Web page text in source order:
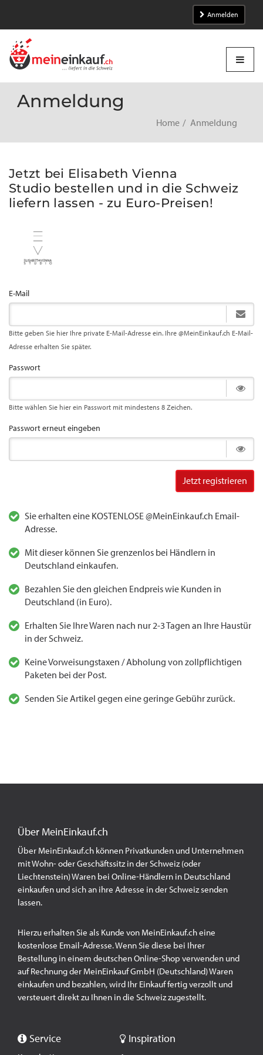
Anmelden
Anmeldung
Home Anmeldung
Jetzt bei Elisabeth Vienna
Studio bestellen und in die Schweiz
liefern lassen - zu Euro-Preisen!
E-Mail
Bitte geben Sie hier Ihre private E-Mail-Adresse ein. Ihre @MeinEinkauf.ch E-Mail-
Adresse erhalten Sie später.
Passwort
Bitte wählen Sie hier ein Passwort mit mindestens 8 Zeichen.
Passwort erneut eingeben
Jetzt registrieren
Sie erhalten eine KOSTENLOSE @MeinEinkauf.ch Email-
Adresse.
Mit dieser können Sie grenzenlos bei Händlern in
Deutschland einkaufen.
Bezahlen Sie den gleichen Endpreis wie Kunden in
Deutschland (in Euro).
Erhalten Sie Ihre Waren nach nur 2-3 Tagen an Ihre Haustür
in der Schweiz.
Keine Vorweisungstaxen / Abholung von zollpflichtigen
Paketen bei der Post.
Senden Sie Artikel gegen eine geringe Gebühr zurück.
Über MeinEinkauf.ch
Über MeinEinkauf.ch können Privatkunden und Unternehmen
mit Wohn- oder Geschäftssitz in der Schweiz (oder
Liechtenstein) Waren bei Online-Händlern in Deutschland
einkaufen und sich an ihre Adresse in der Schweiz senden
lassen.
Hierzu erhalten Sie als Kunde von MeinEinkauf.ch eine
kostenlose Email-Adresse. Wenn Sie diese bei Ihrer
Bestellung in einem deutschen Online-Shop verwenden und
auf Rechnung der MeinEinkauf GmbH (Deutschland) Waren
einkaufen und bezahlen, wird Ihr Einkauf fertig verzollt und
versteuert direkt zu Ihnen in die Schweiz zugestellt.
Service Inspiration